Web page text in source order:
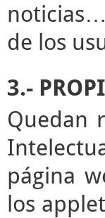
de los
3.-
Quedan
página
los